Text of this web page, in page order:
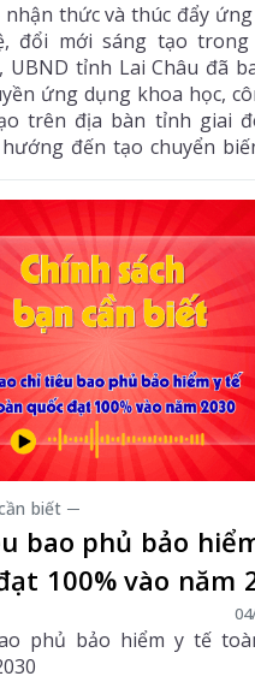
nhận thức và thúc đẩy
đổi mới sáng tạo
tỉnh Lai Châu đã
ứng dụng khoa học,
trên địa bàn tỉnh giai
đến tạo chuyển
hành động, phát huy
đổi mới sáng tạo và
hiện hiệu quả các
giai đoạn mới.
biết ─
bao phủ bảo
100% vào năm
phủ bảo hiểm y tế